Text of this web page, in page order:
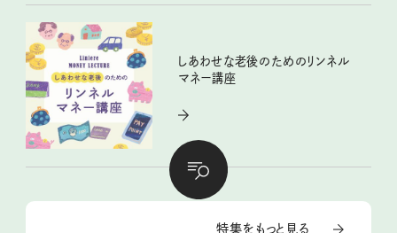
しあわせな老後のためのリンネル
マネー講座
特集をもっと見る